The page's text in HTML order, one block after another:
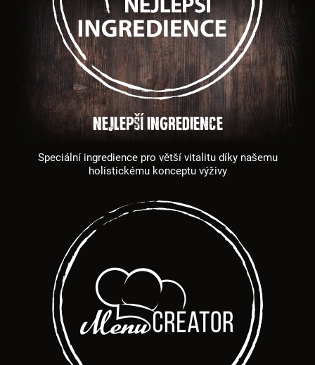
Nejlepší ingredience
Speciální ingredience pro větší vitalitu díky našemu
holistickému konceptu výživy